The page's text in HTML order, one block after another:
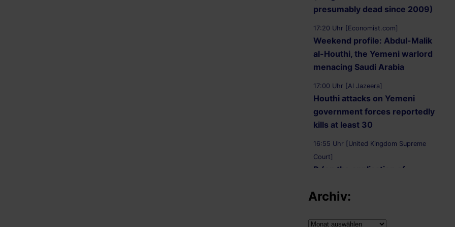
presumably dead since 2009)
17:20 Uhr [Economist.com]
Weekend profile: Abdul-Malik
al-Houthi, the Yemeni warlord
menacing Saudi Arabia
17:00 Uhr [Al Jazeera]
Houthi attacks on Yemeni
government forces reportedly
kills at least 30
16:55 Uhr [United Kingdom Supreme
Court]
R (on the application of
Secretary of State for the Home
Archiv:
Archiv: